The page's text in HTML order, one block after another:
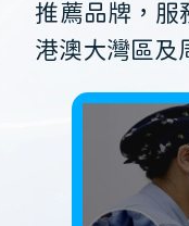
推薦品牌，服
港澳大灣區及